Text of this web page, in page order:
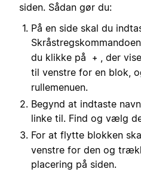
siden. Sådan gør du:
På en side skal du
Skråstregskommandoen
du klikke på
+
, der
til venstre for en blok,
rullemenuen.
Begynd at indtaste
linke til. Find og vælg
For at flytte blokken
venstre for den og
placering på siden.